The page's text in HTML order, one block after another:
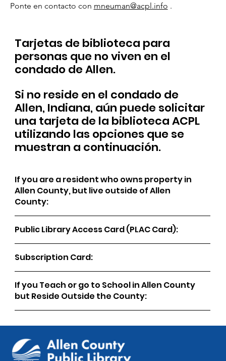
Ponte en contacto con mneuman@acpl.info .
Tarjetas de biblioteca para
personas que no viven en el
condado de Allen.
Si no reside en el condado de
Allen, Indiana, aún puede solicitar
una tarjeta de la biblioteca ACPL
utilizando las opciones que se
muestran a continuación.
If you are a resident who owns property in
Allen County, but live outside of Allen
County:
Public Library Access Card (PLAC Card):
Subscription Card:
If you Teach or go to School in Allen County
but Reside Outside the County: